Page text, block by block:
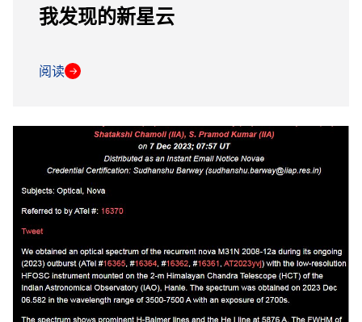
我发现的新星云
阅读 →